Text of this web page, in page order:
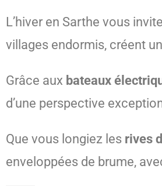
L’hiver en Sarthe vous
villages endormis, créent
Grâce aux bateaux
d’une perspective
Que vous longiez les rives
enveloppées de brume,